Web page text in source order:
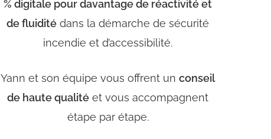
% digitale pour davantage de réactivité et
de fluidité dans la démarche de sécurité
incendie et d’accessibilité.
Yann et son équipe vous offrent unconseil
de haute qualité et vous accompagnent
étape par étape.